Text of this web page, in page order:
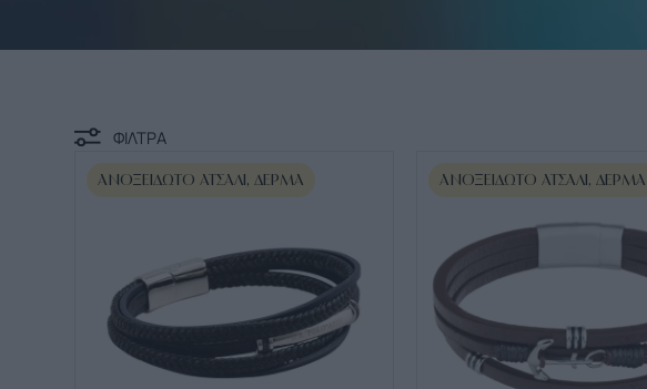
ΦΙΛΤΡΑ
ΑΝΟΞΕΊΔΩΤΟ ΑΤΣΆΛΙ, ΔΈΡΜΑ ΑΝΟΞΕΊΔΩΤΟ ΑΤΣΆΛΙ, ΔΈΡΜΑ